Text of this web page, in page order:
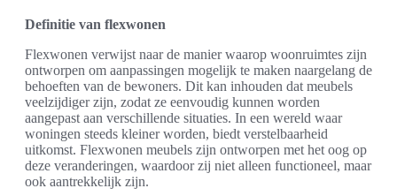
Definitie van flexwonen
Flexwonen verwijst naar de manier waarop woonruimtes zijn
ontworpen om aanpassingen mogelijk te maken naargelang de
behoeften van de bewoners. Dit kan inhouden dat meubels
veelzijdiger zijn, zodat ze eenvoudig kunnen worden
aangepast aan verschillende situaties. In een wereld waar
woningen steeds kleiner worden, biedt verstelbaarheid
uitkomst. Flexwonen meubels zijn ontworpen met het oog op
deze veranderingen, waardoor zij niet alleen functioneel, maar
ook aantrekkelijk zijn.